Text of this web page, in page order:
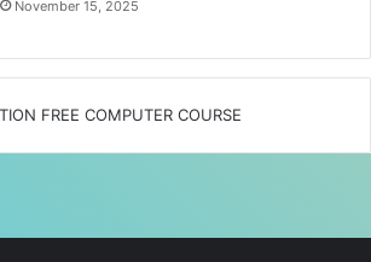
November 15, 2025